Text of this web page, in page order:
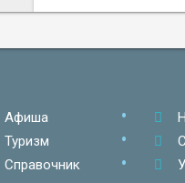
Афиша
Туризм
Справочник